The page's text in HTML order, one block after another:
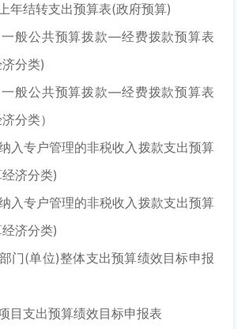
结转支出预算表(政府预算)
公共预算拨款—经费拨款预算表
分类)
公共预算拨款—经费拨款预算表
分类）
专户管理的非税收入拨款支出预算
济分类)
专户管理的非税收入拨款支出预算
济分类)
(单位)整体支出预算绩效目标申报
支出预算绩效目标申报表